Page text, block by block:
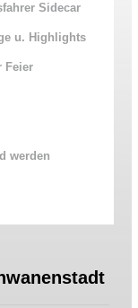
Sidecar
u. Highlights
Feier
werden